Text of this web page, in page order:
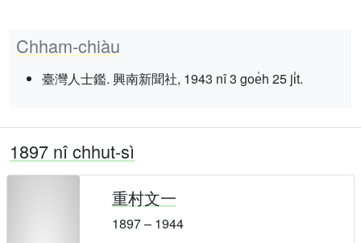
Chham-chiàu
臺灣人士鑑. 興南新聞社, 1943 nî 3 goe̍h 25 ji̍t.
1897 nî chhut-sì
重村文一
1897 – 1944